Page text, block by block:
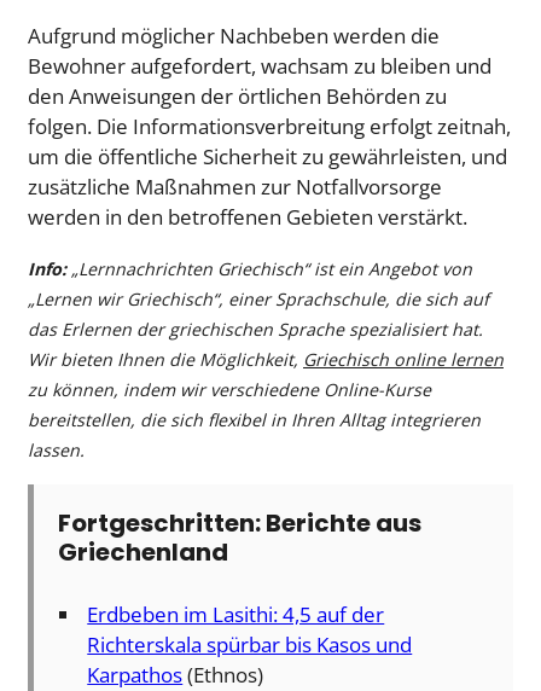
Aufgrund möglicher Nachbeben werden die
Bewohner aufgefordert, wachsam zu bleiben und
den Anweisungen der örtlichen Behörden zu
folgen. Die Informationsverbreitung erfolgt zeitnah,
um die öffentliche Sicherheit zu gewährleisten, und
zusätzliche Maßnahmen zur Notfallvorsorge
werden in den betroffenen Gebieten verstärkt.
Info: „Lernnachrichten Griechisch“ ist ein Angebot von
„Lernen wir Griechisch“, einer Sprachschule, die sich auf
das Erlernen der griechischen Sprache spezialisiert hat.
Wir bieten Ihnen die Möglichkeit, Griechisch online lernen
zu können, indem wir verschiedene Online-Kurse
bereitstellen, die sich flexibel in Ihren Alltag integrieren
lassen.
Fortgeschritten: Berichte aus
Griechenland
Erdbeben im Lasithi: 4,5 auf der
Richterskala spürbar bis Kasos und
Karpathos(Ethnos)